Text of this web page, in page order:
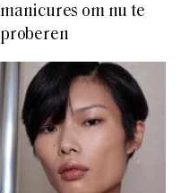
manicures om nu te
proberen